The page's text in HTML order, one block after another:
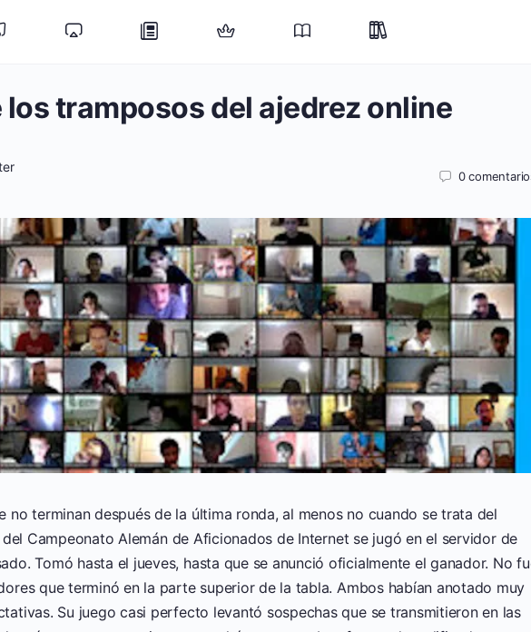
los tramposos del ajedrez online
0
no terminan después de la última ronda, al menos no cuando se trata del
del Campeonato Alemán de Aficionados de Internet se jugó en el servidor de
Tomó hasta el jueves, hasta que se anunció oficialmente el ganador. No
que terminó en la parte superior de la tabla. Ambos habían anotado muy
Su juego casi perfecto levantó sospechas que se transmitieron en las